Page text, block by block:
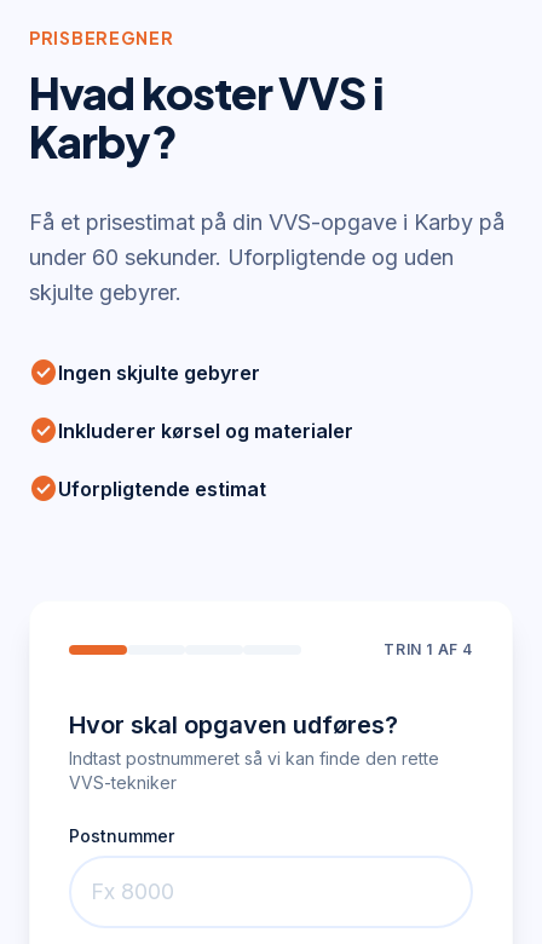
PRISBEREGNER
Hvad koster VVS i
Karby?
Få et prisestimat på din VVS-opgave i Karby på
under 60 sekunder. Uforpligtende og uden
skjulte gebyrer.
check_circleIngen skjulte gebyrer
check_circleInkluderer kørsel og materialer
check_circleUforpligtende estimat
TRIN 1 AF 4
Hvor skal opgaven udføres?
Indtast postnummeret så vi kan finde den rette
VVS-tekniker
Postnummer